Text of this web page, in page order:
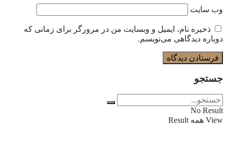
وب‌ سایت
ذخیره نام، ایمیل و وبسایت من در مرورگر برای زمانی که
دوباره دیدگاهی می‌نویسم.
جستجو
No Result
View همه Result